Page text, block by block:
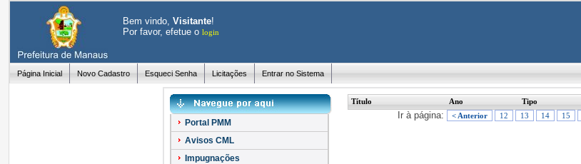
Bem vindo,Visitante!
Por favor, efetue ologin
Página Inicial Novo Cadastro Esqueci Senha Licitações Entrar no Sistema
Portal PMM
Avisos CML
Impugnações
Título Ano Tipo
Ir à página: < Anterior 12 13 14 15